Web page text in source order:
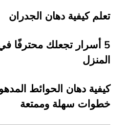
تعلم كيفية دهان الجدران
5 أسرار تجعلك محترفًا
المنزل
خطوات سهلة وممتعة